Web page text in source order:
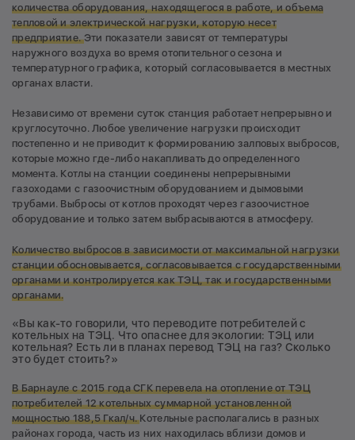
количества оборудования, находящегося в работе, и объема
тепловой и электрической нагрузки, которую несет
предприятие.Эти показатели зависят от температуры
наружного воздуха во время отопительного сезона и
температурного графика, который согласовывается в местных
органах власти.
Независимо от времени суток станция работает непрерывно и
круглосуточно. Любое увеличение нагрузки происходит
постепенно и не приводит к формированию залповых выбросов,
которые можно где-либо накапливать до определенного
момента. Котлы на станции соединены непрерывными
газоходами с газоочистным оборудованием и дымовыми
трубами. Выбросы от котлов проходят через газоочистное
оборудование и только затем выбрасываются в атмосферу.
Количество выбросов в зависимости от максимальной нагрузки
станции обосновывается, согласовывается с государственными
органами и контролируется как ТЭЦ, так и государственными
органами.
«Вы как-то говорили, что переводите потребителей с
котельных на ТЭЦ. Что опаснее для экологии: ТЭЦ или
котельная? Есть ли в планах перевод ТЭЦ на газ? Сколько
это будет стоить?»
В Барнауле с 2015 года СГК перевела на отопление от ТЭЦ
потребителей 12 котельных суммарной установленной
мощностью 188,5 Гкал/ч.Котельные располагались в разных
районах города, часть из них находилась вблизи домов и